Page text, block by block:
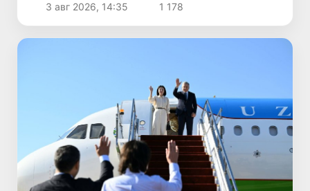
3 авг 2026, 14:35 1 178